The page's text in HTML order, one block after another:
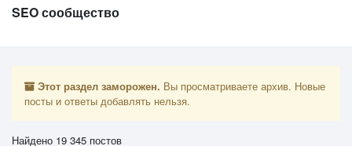
SEO сообщество
Этот раздел заморожен. Вы просматриваете архив. Новые
посты и ответы добавлять нельзя.
Найдено 19 345 постов